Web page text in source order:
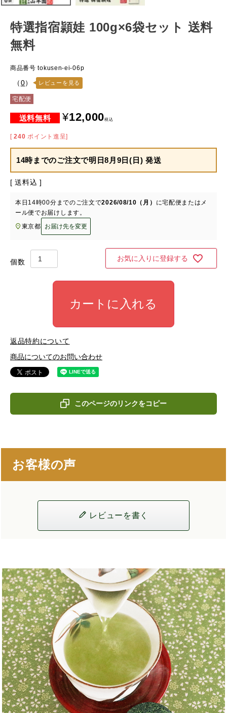
特選指宿頴娃 100g×6袋セット 送料
無料
商品番号 tokusen-ei-06p
（0） レビューを見る
宅配便
¥12,000税込
[ 240 ポイント進呈]
14時までのご注文で明日8月9日(日) 発送
送料込
本日 14時00分 までのご注文で2026/08/10（月） に宅配便またはメ
ール便でお届けします。
東京都
お届け先を変更
お気に入りに登録する
カートに入れる
返品特約について
商品についてのお問い合わせ
このページのリンクをコピー
お客様の声
レビューを書く